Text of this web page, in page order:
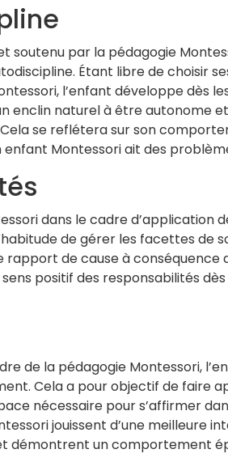
par la pédagogie
Étant libre de choisir
l’enfant développe dès
enclin naturel à être autonome
se reflétera sur son
enfant Montessori ait des
dans le cadre d’application
de gérer les facettes de
de cause à conséquence
positif des responsabilités
de la pédagogie Montessori,
Cela a pour objectif de faire
nécessaire pour s’affirmer
jouissent d’une meilleure
démontrent un comportement